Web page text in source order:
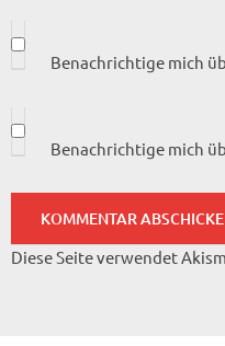
Benachrichtige mich
Benachrichtige mich
Diese Seite verwendet